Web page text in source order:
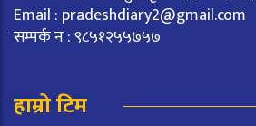
Email : pradeshdiary2@gmail.com
सम्पर्क न : ९८५१२५५७५७
हाम्रो टिम